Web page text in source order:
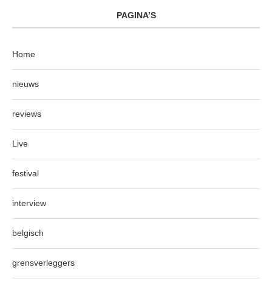
PAGINA’S
Home
nieuws
reviews
Live
festival
interview
belgisch
grensverleggers